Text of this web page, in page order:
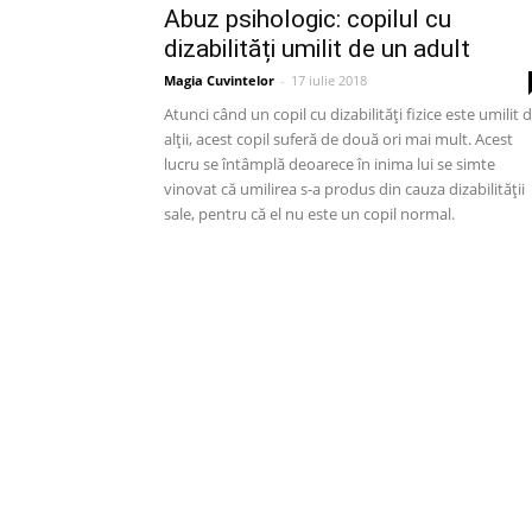
Abuz psihologic: copilul cu
dizabilități umilit de un adult
Magia Cuvintelor - 17 iulie 2018
Atunci când un copil cu dizabilități fizice este umilit
alții, acest copil suferă de două ori mai mult. Acest
lucru se întâmplă deoarece în inima lui se simte
vinovat că umilirea s-a produs din cauza dizabilității
sale, pentru că el nu este un copil normal.